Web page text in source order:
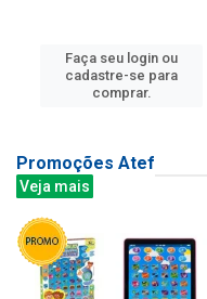
Faça seu login ou
cadastre-se para
comprar.
Promoções Atef
Veja mais